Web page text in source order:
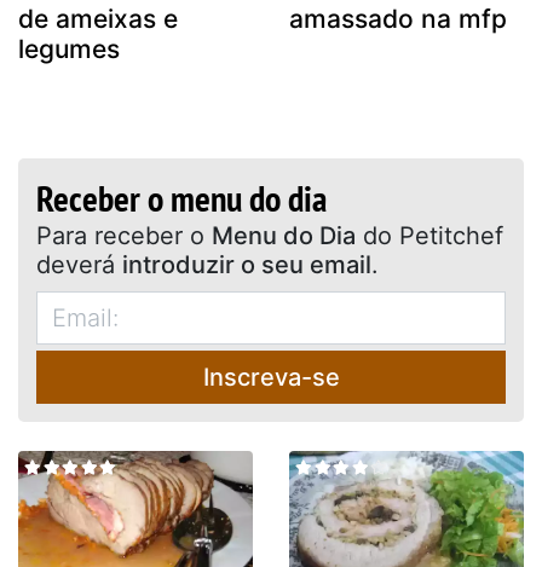
de ameixas e
legumes
amassado na mfp
Receber o menu do dia
Para receber o Menu do Dia do Petitchef
deverá introduzir o seu email.
Inscreva-se